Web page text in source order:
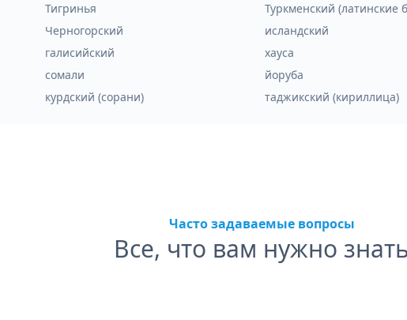
Тигринья Туркменский (латинские
Черногорский исландский
галисийский хауса
сомали йоруба
курдский (сорани) таджикский (кириллица)
Часто задаваемые вопросы
Все, что вам нужно